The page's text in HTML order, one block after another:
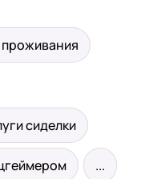
сиделки
...